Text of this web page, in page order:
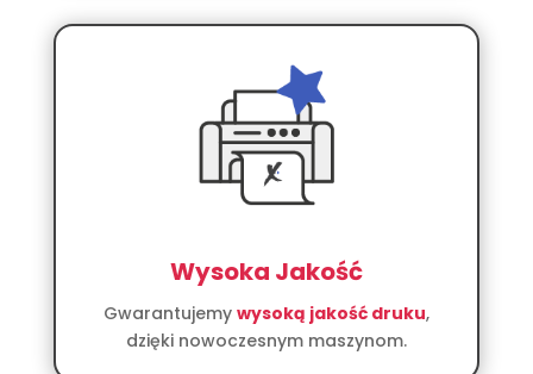
Wysoka Jakość
Gwarantujemy wysoką jakość druku,
dzięki nowoczesnym maszynom.